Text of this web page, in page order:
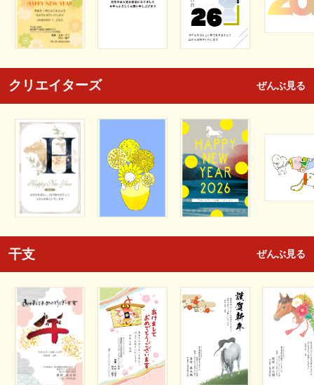
クリエイターズ ぜんぶ見る
干支 ぜんぶ見る